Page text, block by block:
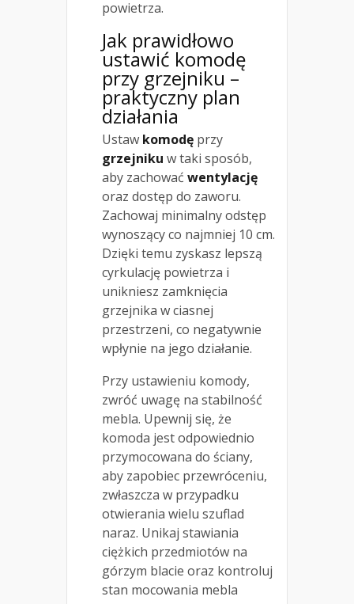
powietrza.
Jak prawidłowo
ustawić komodę
przy grzejniku –
praktyczny plan
działania
Ustaw komodę przy
grzejniku w taki sposób,
aby zachować wentylację
oraz dostęp do zaworu.
Zachowaj minimalny odstęp
wynoszący co najmniej 10 cm.
Dzięki temu zyskasz lepszą
cyrkulację powietrza i
unikniesz zamknięcia
grzejnika w ciasnej
przestrzeni, co negatywnie
wpłynie na jego działanie.
Przy ustawieniu komody,
zwróć uwagę na stabilność
mebla. Upewnij się, że
komoda jest odpowiednio
przymocowana do ściany,
aby zapobiec przewróceniu,
zwłaszcza w przypadku
otwierania wielu szuflad
naraz. Unikaj stawiania
ciężkich przedmiotów na
górzym blacie oraz kontroluj
stan mocowania mebla